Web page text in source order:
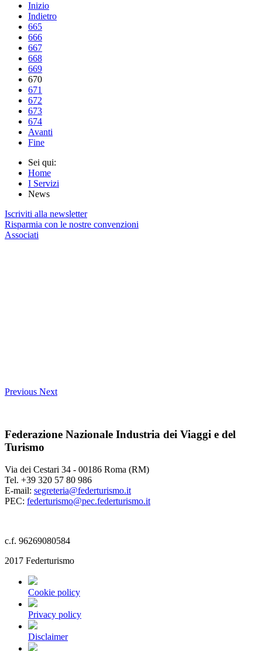
Inizio
Indietro
665
666
667
668
669
670
671
672
673
674
Avanti
Fine
Sei qui:
Home
I Servizi
News
Iscriviti alla newsletter
Risparmia con le nostre convenzioni
Associati
Previous Next
Federazione Nazionale Industria dei Viaggi e del
Turismo
Via dei Cestari 34 - 00186 Roma (RM)
Tel. +39 320 57 80 986
E-mail: segreteria@federturismo.it
PEC: federturismo@pec.federturismo.it
c.f. 96269080584
2017 Federturismo
Cookie policy
Privacy policy
Disclaimer